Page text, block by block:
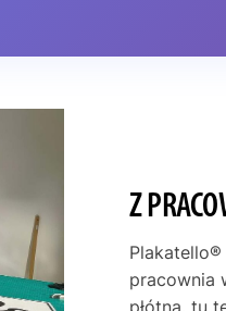
Z
pracownia
płótna, tu